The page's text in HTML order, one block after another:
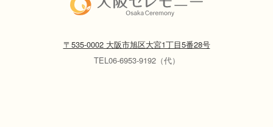
〒535-0002 大阪市旭区大宮1丁目5番28号
TEL06-6953-9192（代）